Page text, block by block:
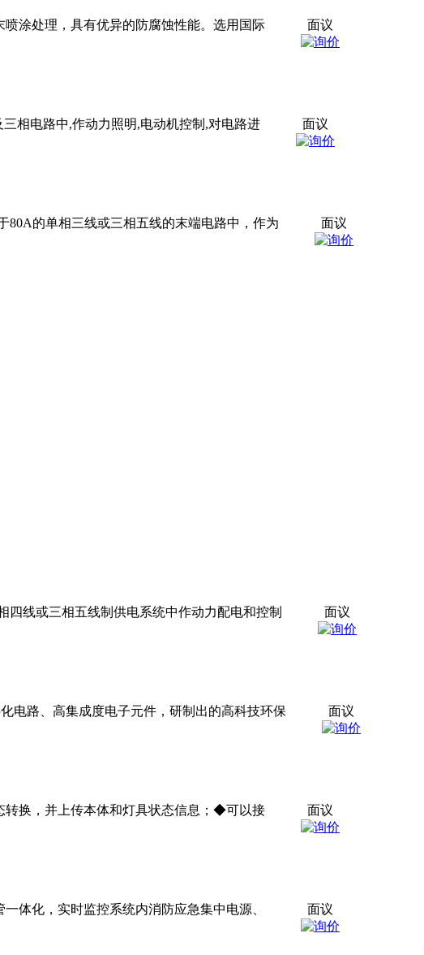
涂处理，具有优异的防腐蚀性能。选用国际
面议
相电路中,作动力照明,电动机控制,对电路进
面议
80A的单相三线或三相五线的末端电路中，作为
面议
线或三相五线制供电系统中作动力配电和控制
面议
电路、高集成度电子元件，研制出的高科技环保
面议
换，并上传本体和灯具状态信息；◆可以接
面议
体化，实时监控系统内消防应急集中电源、
面议